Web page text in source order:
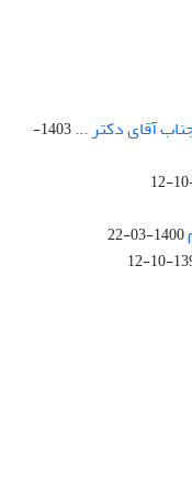
آقای دکتر ...
1403-
1400-03-22